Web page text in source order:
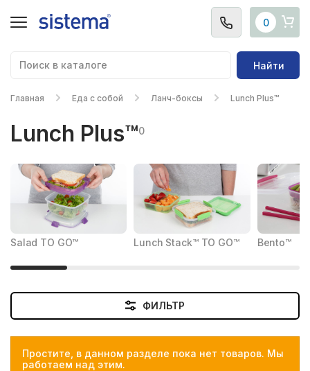
0
Найти
Главная Еда с собой Ланч-боксы Lunch Plus™
Lunch Plus™0
Salad TO GO™ Lunch Stack™ TO GO™ Bento™
ФИЛЬТР
Простите, в данном разделе пока нет товаров. Мы
работаем над этим.